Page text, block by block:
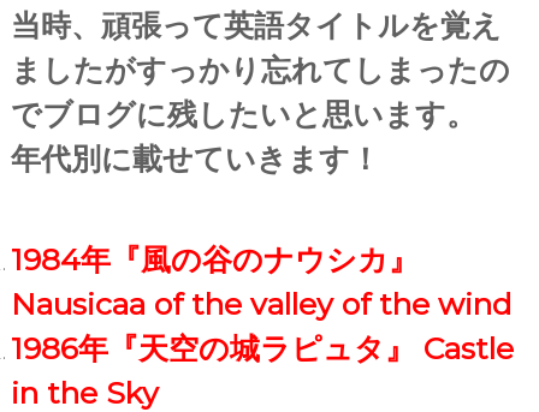
当時、頑張って英語タイトルを覚え
ましたがすっかり忘れてしまったの
でブログに残したいと思います。
年代別に載せていきます！
1984年『風の谷のナウシカ』
Nausicaa of the valley of the wind
1986年『天空の城ラピュタ』 Castle
in the Sky